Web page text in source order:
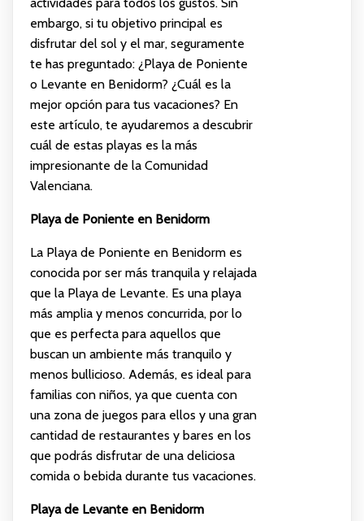
embargo, si tu objetivo principal es
disfrutar del sol y el mar, seguramente
te has preguntado: ¿Playa de Poniente
o Levante en Benidorm? ¿Cuál es la
mejor opción para tus vacaciones? En
este artículo, te ayudaremos a descubrir
cuál de estas playas es la más
impresionante de la Comunidad
Valenciana.
Playa de Poniente en Benidorm
La Playa de Poniente en Benidorm es
conocida por ser más tranquila y relajada
que la Playa de Levante. Es una playa
más amplia y menos concurrida, por lo
que es perfecta para aquellos que
buscan un ambiente más tranquilo y
menos bullicioso. Además, es ideal para
familias con niños, ya que cuenta con
una zona de juegos para ellos y una gran
cantidad de restaurantes y bares en los
que podrás disfrutar de una deliciosa
comida o bebida durante tus vacaciones.
Playa de Levante en Benidorm